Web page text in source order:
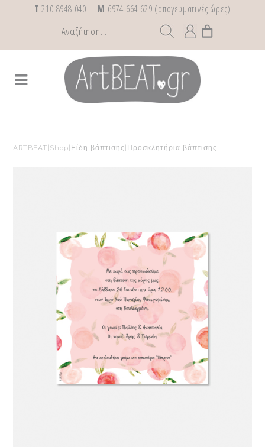
T 210 8948 040 M 6974 664 629 (απογευματινές ώρες)
ARTBEAT Shop Είδη βάπτισης Προσκλητήρια βάπτισης